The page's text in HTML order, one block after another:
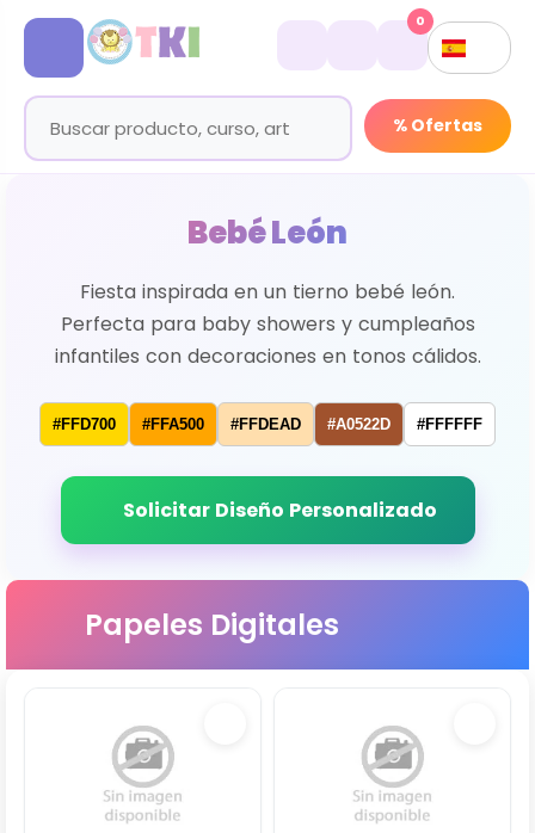
% Ofertas
0
Bebé León
Fiesta inspirada en un tierno bebé león.
Perfecta para baby showers y cumpleaños
infantiles con decoraciones en tonos cálidos.
#FFD700 #FFA500 #FFDEAD #A0522D #FFFFFF
Solicitar Diseño Personalizado
Papeles Digitales